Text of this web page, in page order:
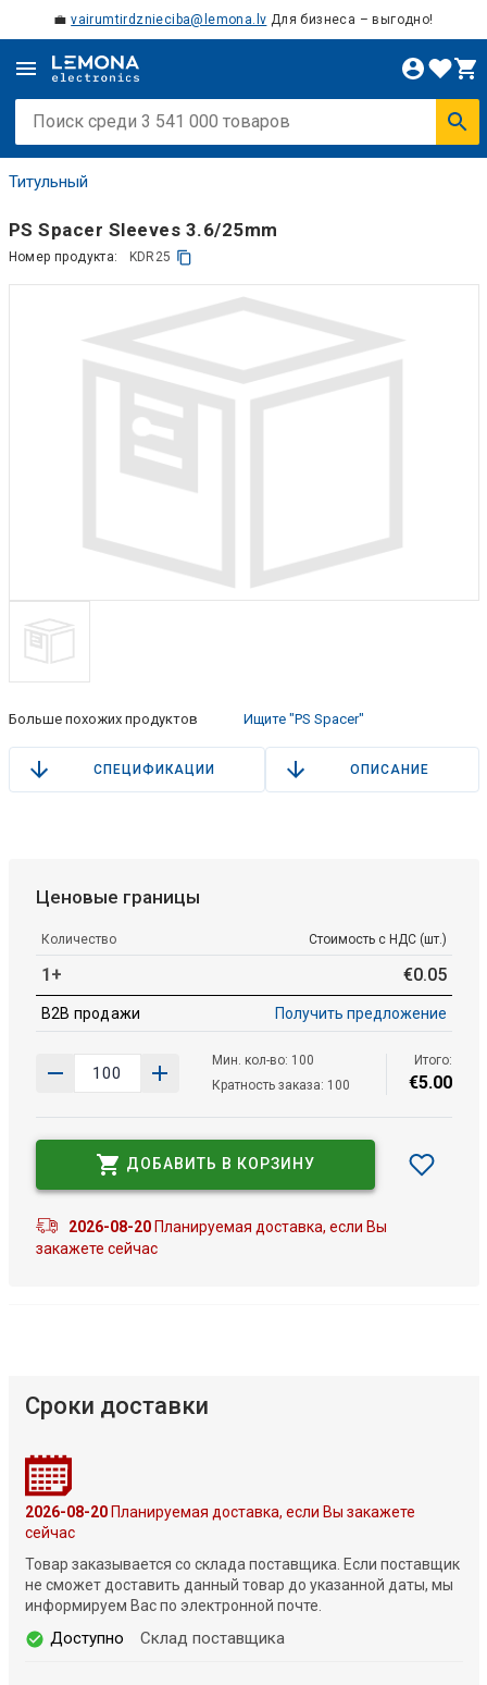
💼vairumtirdznieciba@lemona.lv Для бизнеса – выгодно!
Титульный
PS Spacer Sleeves 3.6/25mm
Номер продукта: KDR25
Больше похожих продуктов Ищите "PS Spacer"
СПЕЦИФИКАЦИИ ОПИСАНИЕ
Ценовые границы
Количество Стоимость с НДС (шт.)
1+ €0.05
B2B продажи Получить предложение
Мин. кол-во: 100
Кратность заказа: 100
Итого:
€5.00
ДОБАВИТЬ В КОРЗИНУ
2026-08-20Планируемая доставка, если Вы
закажете сейчас
Сроки доставки
2026-08-20Планируемая доставка, если Вы закажете
сейчас
Товар заказывается со склада поставщика. Если поставщик
не сможет доставить данный товар до указанной даты, мы
информируем Вас по электронной почте.
Доступно Склад поставщика